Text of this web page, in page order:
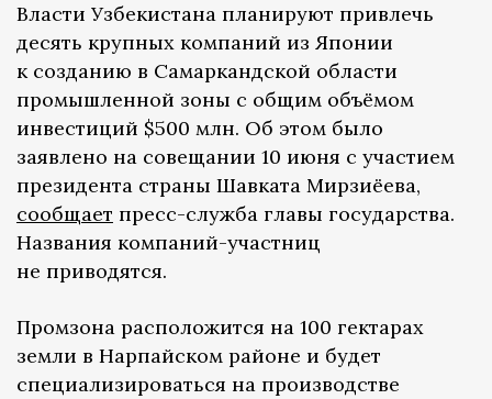
Власти Узбекистана планируют привлечь
десять крупных компаний из Японии
к созданию в Самаркандской области
промышленной зоны с общим объёмом
инвестиций $500 млн. Об этом было
заявлено на совещании 10 июня с участием
президента страны Шавката Мирзиёева,
сообщает пресс-служба главы государства.
Названия компаний-участниц
не приводятся.
Промзона расположится на 100 гектарах
земли в Нарпайском районе и будет
специализироваться на производстве